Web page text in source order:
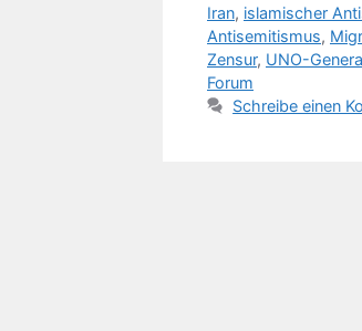
Iran, islamischer
Antisemitismus,
Zensur, UNO-
Forum
Schreibe einen